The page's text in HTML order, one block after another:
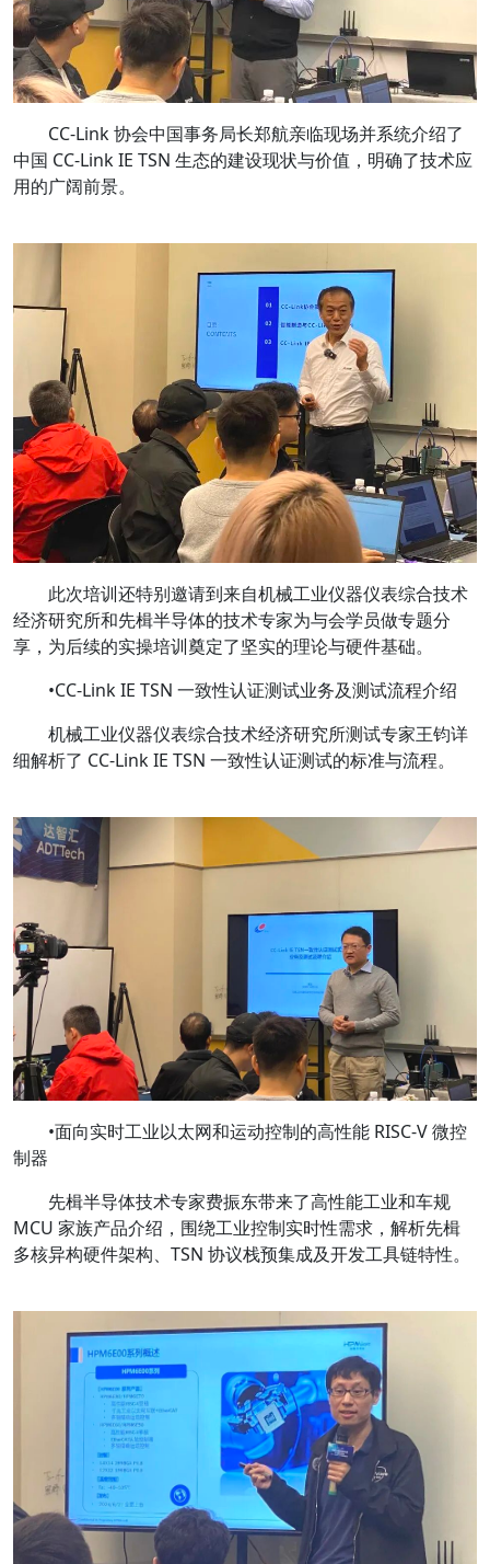
CC-Link 协会中国事务局长郑航亲临现场并系统介绍了
中国 CC-Link IE TSN 生态的建设现状与价值，明确了技术应
用的广阔前景。
此次培训还特别邀请到来自机械工业仪器仪表综合技术
经济研究所和先楫半导体的技术专家为与会学员做专题分
享，为后续的实操培训奠定了坚实的理论与硬件基础。
•CC-Link IE TSN 一致性认证测试业务及测试流程介绍
机械工业仪器仪表综合技术经济研究所测试专家王钧详
细解析了 CC-Link IE TSN 一致性认证测试的标准与流程。
•面向实时工业以太网和运动控制的高性能 RISC-V 微控
制器
先楫半导体技术专家费振东带来了高性能工业和车规
MCU 家族产品介绍，围绕工业控制实时性需求，解析先楫
多核异构硬件架构、TSN 协议栈预集成及开发工具链特性。